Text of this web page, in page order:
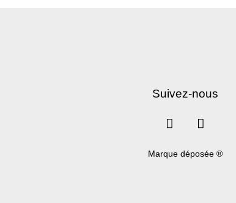
Suivez-nous
Marque déposée ®